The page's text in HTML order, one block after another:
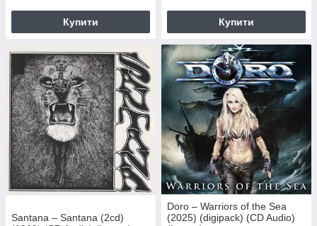
Купити Купити
Santana – Santana (2cd)
Doro – Warriors of the Sea
(2025) (digipack) (CD Audio)